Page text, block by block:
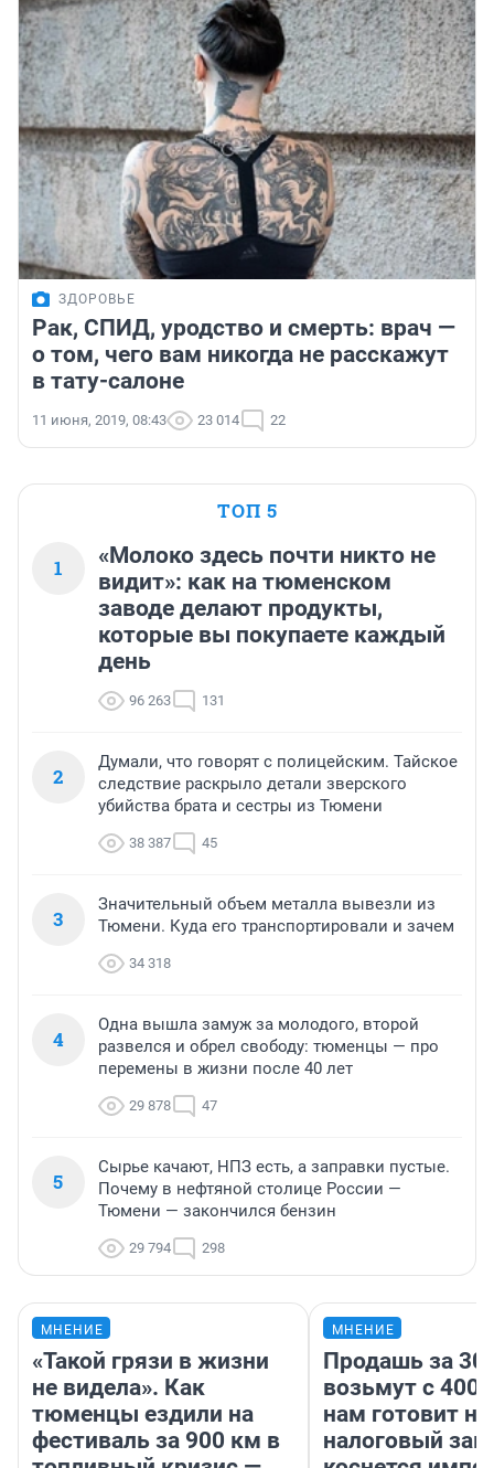
ЗДОРОВЬЕ
Рак, СПИД, уродство и смерть: врач —
о том, чего вам никогда не расскажут
в тату-салоне
11 июня, 2019, 08:43 23 014 22
ТОП 5
1
«Молоко здесь почти никто не
видит»: как на тюменском
заводе делают продукты,
которые вы покупаете каждый
день
96 263 131
2
Думали, что говорят с полицейским. Тайское
следствие раскрыло детали зверского
убийства брата и сестры из Тюмени
38 387 45
3
Значительный объем металла вывезли из
Тюмени. Куда его транспортировали и зачем
34 318
4
Одна вышла замуж за молодого, второй
развелся и обрел свободу: тюменцы — про
перемены в жизни после 40 лет
29 878 47
5
Сырье качают, НПЗ есть, а заправки пустые.
Почему в нефтяной столице России —
Тюмени — закончился бензин
29 794 298
МНЕНИЕ
«Такой грязи в жизни
не видела». Как
тюменцы ездили на
фестиваль за 900 км в
МНЕНИЕ
Продашь за
возьмут с
нам готовит
налоговый